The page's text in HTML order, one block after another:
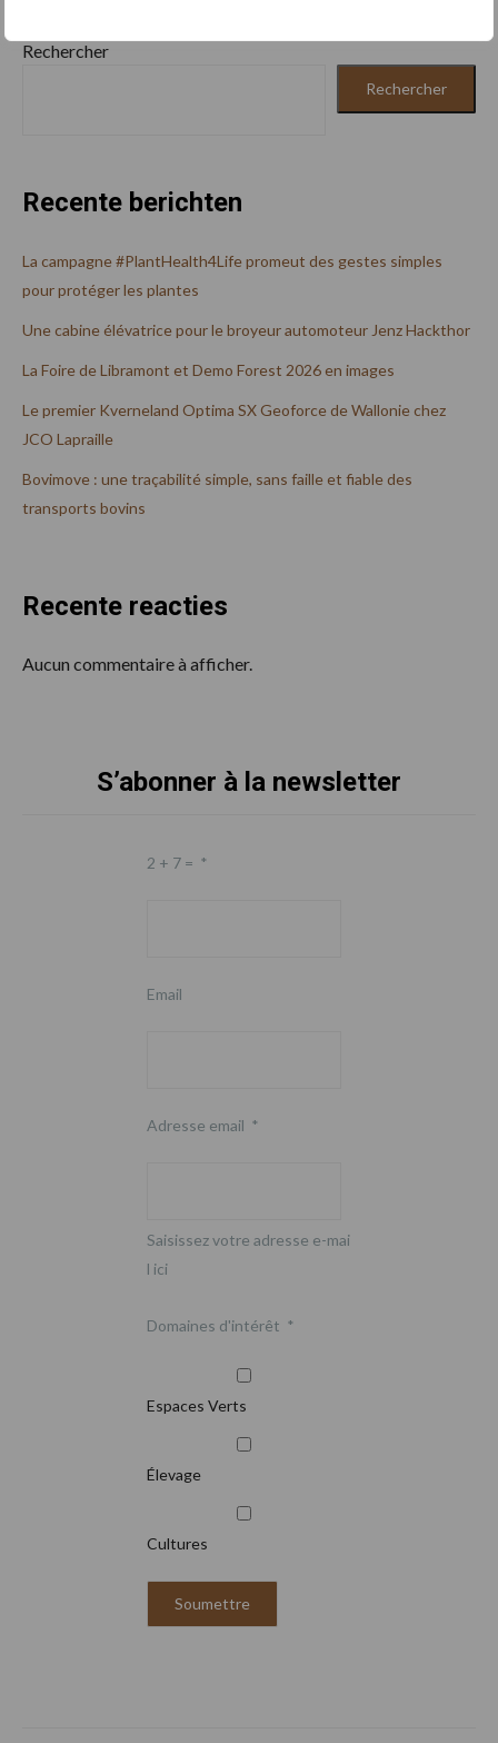
Rechercher
Rechercher
Recente berichten
La campagne #PlantHealth4Life promeut des gestes simples
pour protéger les plantes
Une cabine élévatrice pour le broyeur automoteur Jenz Hackthor
La Foire de Libramont et Demo Forest 2026 en images
Le premier Kverneland Optima SX Geoforce de Wallonie chez
JCO Lapraille
Bovimove : une traçabilité simple, sans faille et fiable des
transports bovins
Recente reacties
Aucun commentaire à afficher.
S’abonner à la newsletter
2 + 7 = *
Email
Adresse email *
Saisissez votre adresse e-mai
l ici
Domaines d'intérêt *
Espaces Verts
Élevage
Cultures